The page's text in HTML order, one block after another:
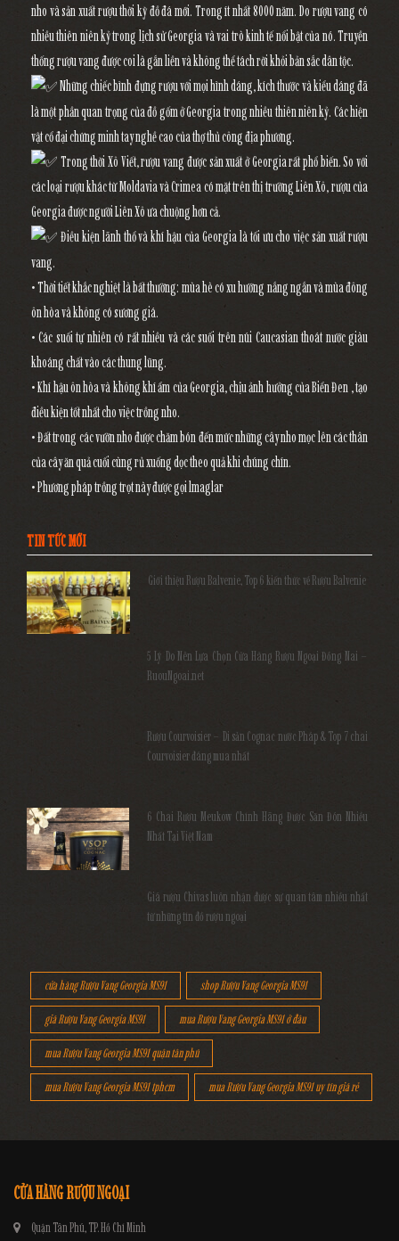
nho và sản xuất rượu thời kỳ đồ đá mới. Trong ít nhất 8000 năm. Do rượu vang có
nhiều thiên niên kỷ trong lịch sử Georgia và vai trò kinh tế nổi bật của nó. Truyền
thống rượu vang được coi là gắn liền và không thể tách rời khỏi bản sắc dân tộc.
Những chiếc bình đựng rượu với mọi hình dáng, kích thước và kiểu dáng đã
là một phần quan trọng của đồ gốm ở Georgia trong nhiều thiên niên kỷ. Các hiện
vật cổ đại chứng minh tay nghề cao của thợ thủ công địa phương.
Trong thời Xô Viết, rượu vang được sản xuất ở Georgia rất phổ biến. So với
các loại rượu khác từ Moldavia và Crimea có mặt trên thị trường Liên Xô, rượu của
Georgia được người Liên Xô ưa chuộng hơn cả.
Điều kiện lãnh thổ và khí hậu của Georgia là tối ưu cho việc sản xuất rượu
vang.
• Thời tiết khắc nghiệt là bất thường: mùa hè có xu hướng nắng ngắn và mùa đông
ôn hòa và không có sương giá.
• Các suối tự nhiên có rất nhiều và các suối trên núi Caucasian thoát nước giàu
khoáng chất vào các thung lũng.
• Khí hậu ôn hòa và không khí ẩm của Georgia, chịu ảnh hưởng của Biển Đen , tạo
điều kiện tốt nhất cho việc trồng nho.
• Đất trong các vườn nho được chăm bón đến mức những cây nho mọc lên các thân
của cây ăn quả cuối cùng rủ xuống dọc theo quả khi chúng chín.
• Phương pháp trồng trọt này được gọi lmaglar
TIN TỨC MỚI
Giới thiệu Rượu Balvenie, Top 6 kiến thức về Rượu Balvenie
5 Lý Do Nên Lựa Chọn Cửa Hàng Rượu Ngoại Đồng Nai –
RuouNgoai.net
Rượu Courvoisier – Di sản Cognac nước Pháp & Top 7 chai
Courvoisier đáng mua nhất
6 Chai Rượu Meukow Chính Hãng Được Săn Đón Nhiều
Nhất Tại Việt Nam
Giá rượu Chivas luôn nhận được sự quan tâm nhiều nhất
từ những tín đồ rượu ngoại
cửa hàng Rượu Vang Georgia MS91 shop Rượu Vang Georgia MS91
giá Rượu Vang Georgia MS91 mua Rượu Vang Georgia MS91 ở đâu
mua Rượu Vang Georgia MS91 quận tân phú
mua Rượu Vang Georgia MS91 tphcm mua Rượu Vang Georgia MS91 uy tín giá rẻ
CỬA HÀNG RƯỢU NGOẠI
Quận Tân Phú, TP. Hồ Chí Minh